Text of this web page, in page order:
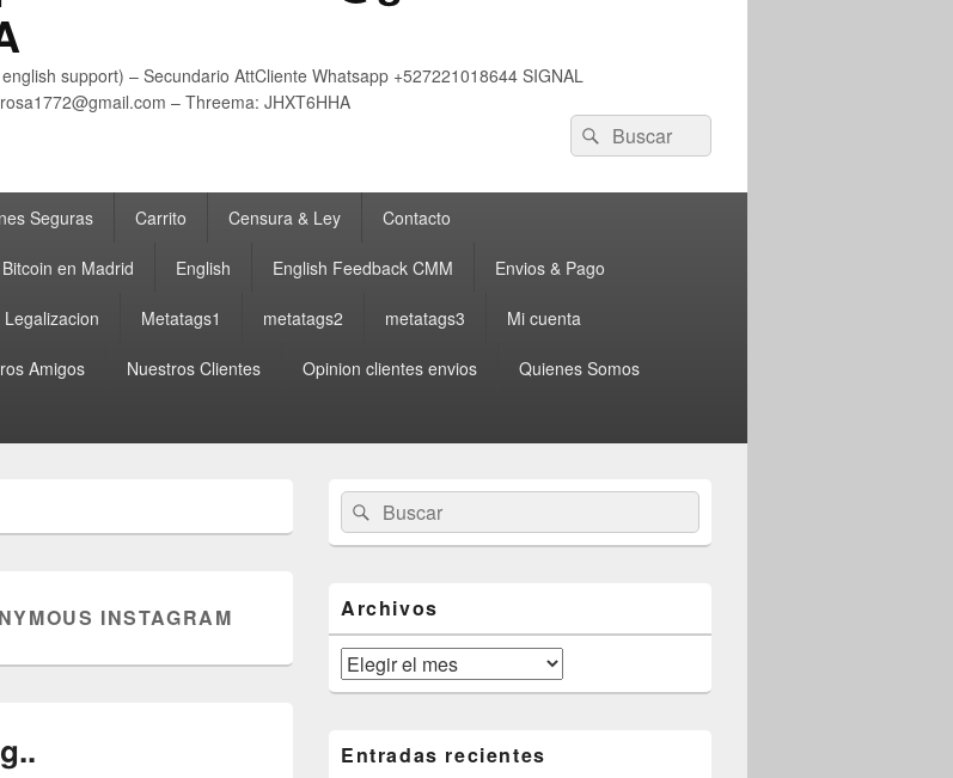
support) – Secundario AttCliente Whatsapp +527221018644 SIGNAL
– Threema: JHXT6HHA
Buscar
por:
Buscar
Seguras Carrito Censura & Ley Contacto
en Madrid English English Feedback CMM Envios & Pago
Legalizacion Metatags1 metatags2 metatags3 Mi cuenta
Amigos Nuestros Clientes Opinion clientes envios Quienes Somos
INSTAGRAM
área
de
widget
lateral
primaria
Buscar
por:
Buscar
Archivos
Archivos
Entradas recientes